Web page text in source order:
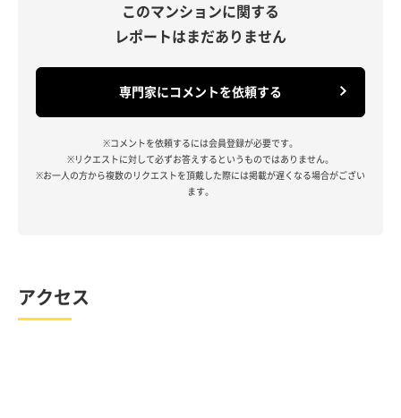
このマンションに関する
レポートはまだありません
専門家にコメントを依頼する
※コメントを依頼するには会員登録が必要です。
※リクエストに対して必ずお答えするというものではありません。
※お一人の方から複数のリクエストを頂戴した際には掲載が遅くなる場合がござい
ます。
アクセス